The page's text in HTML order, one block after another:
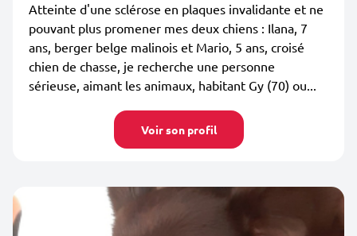
Atteinte d'une sclérose en plaques invalidante et ne
pouvant plus promener mes deux chiens : Ilana, 7
ans, berger belge malinois et Mario, 5 ans, croisé
chien de chasse, je recherche une personne
sérieuse, aimant les animaux, habitant Gy (70) ou...
Voir son profil